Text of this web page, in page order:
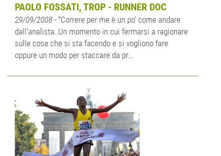
PAOLO FOSSATI, TROP - RUNNER DOC
29/09/2008 - “Correre per me è un po’ come andare
dall’analista..Un momento in cui fermarsi a ragionare
sulle cose che si sta facendo e si vogliono fare
oppure un modo per staccare da pr...